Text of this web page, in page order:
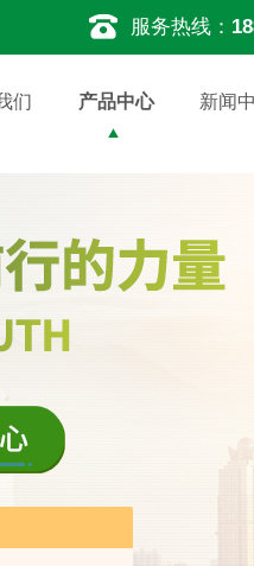
服务热线：
们 产品中心 新闻